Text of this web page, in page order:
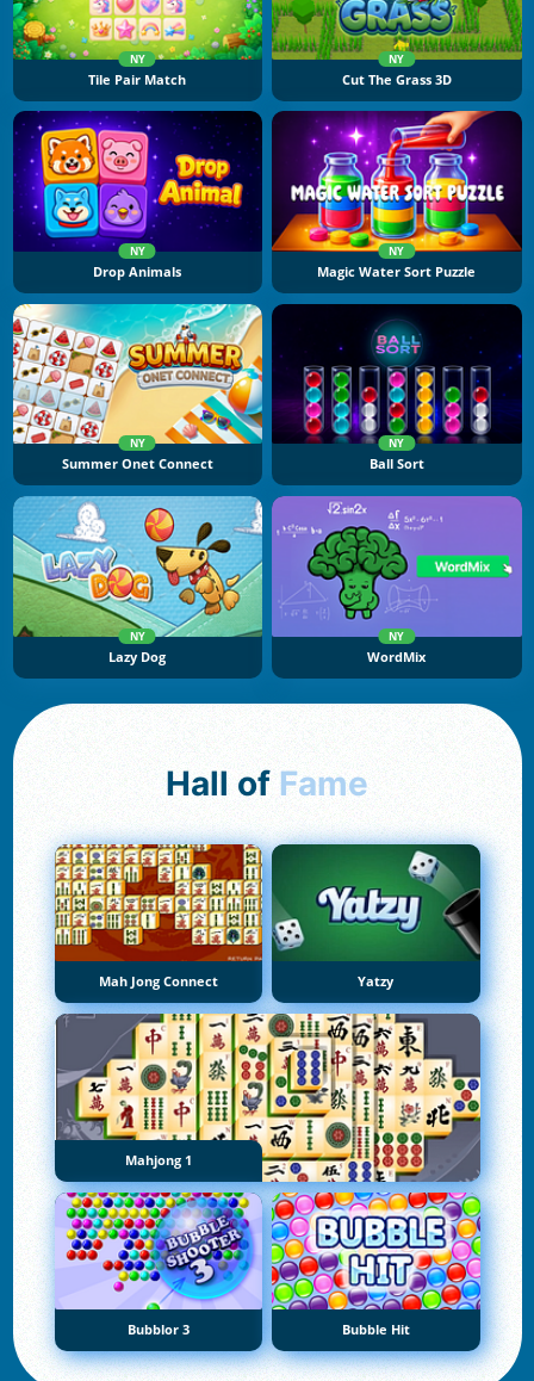
NY
Tile Pair Match
NY
Cut The Grass 3D
NY
Drop Animals
NY
Magic Water Sort Puzzle
NY
Summer Onet Connect
NY
Ball Sort
NY
Lazy Dog
NY
WordMix
Hall of Fame
Mah Jong Connect Yatzy
Mahjong 1
Bubblor 3 Bubble Hit